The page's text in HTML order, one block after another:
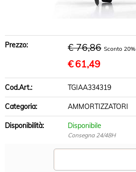
BRACCI SOSPENSIONE
INFO UTILI
Prezzo: € 76,86 Sconto 20%
€61,49
Cod.Art.: TGIAA334319
Categoria: AMMORTIZZATORI
Disponibilità: Disponibile
Consegna 24/48H